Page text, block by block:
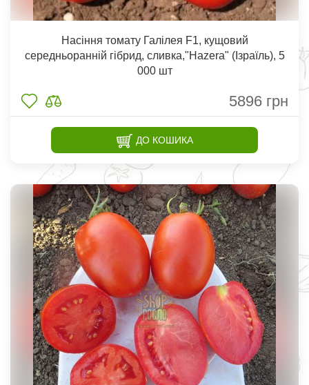
Насіння томату Галілея F1, кущовий
середньоранній гібрид, сливка,"Hazera" (Ізраїль), 5
000 шт
5896 грн
ДО КОШИКА